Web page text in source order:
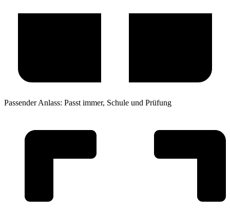
Passender Anlass: Passt immer, Schule und Prüfung